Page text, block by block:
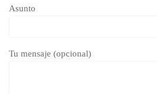
Asunto
Tu mensaje (opcional)